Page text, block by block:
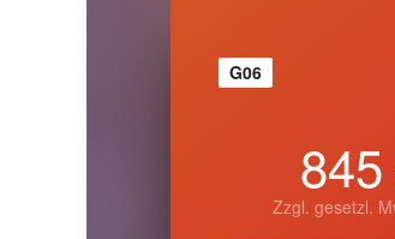
G06
Zzgl. gesetzl.